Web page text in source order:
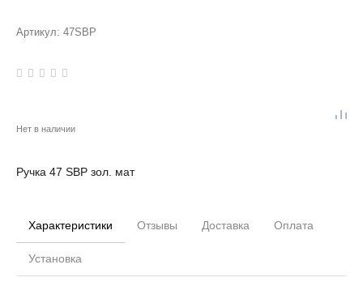
Артикул: 47SBP
Нет в наличии
Ручка 47 SBP зол. мат
Характеристики Отзывы Доставка Оплата
Установка